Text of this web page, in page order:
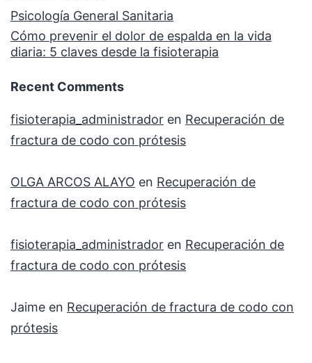
Psicología General Sanitaria
Cómo prevenir el dolor de espalda en la vida
diaria: 5 claves desde la fisioterapia
Recent Comments
fisioterapia_administrador en Recuperación de
fractura de codo con prótesis
OLGA ARCOS ALAYO en Recuperación de
fractura de codo con prótesis
fisioterapia_administrador en Recuperación de
fractura de codo con prótesis
Jaime en Recuperación de fractura de codo con
prótesis